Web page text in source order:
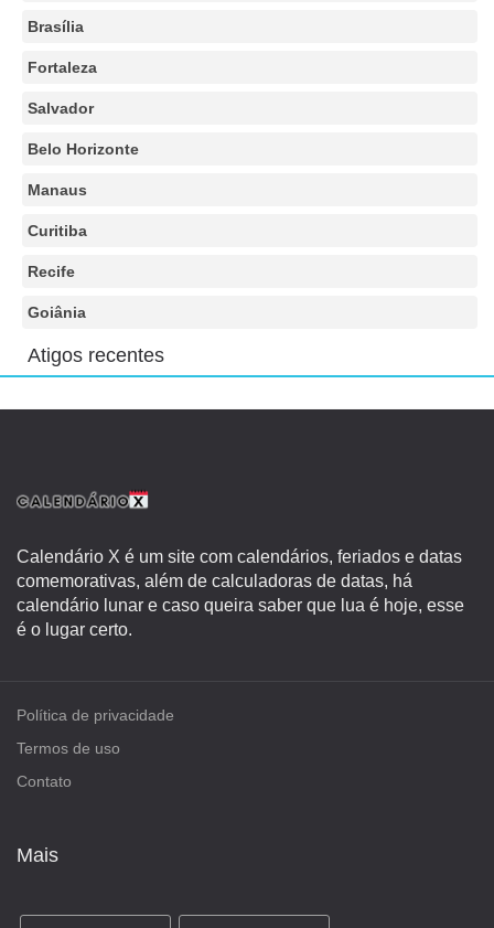
Brasília
Fortaleza
Salvador
Belo Horizonte
Manaus
Curitiba
Recife
Goiânia
Atigos recentes
Calendário X é um site com calendários, feriados e datas
comemorativas, além de calculadoras de datas, há
calendário lunar e caso queira saber que lua é hoje, esse
é o lugar certo.
Política de privacidade
Termos de uso
Contato
Mais